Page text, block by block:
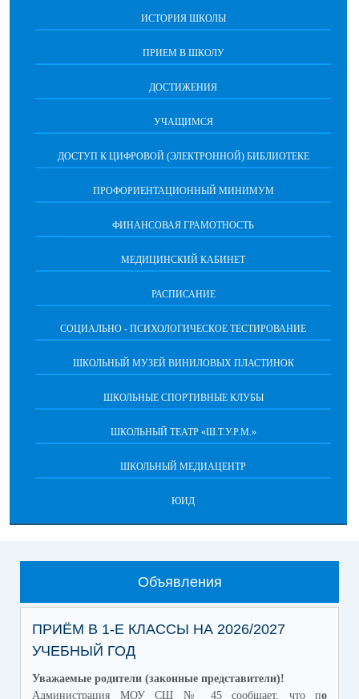
ИСТОРИЯ ШКОЛЫ
ПРИЕМ В ШКОЛУ
ДОСТИЖЕНИЯ
УЧАЩИМСЯ
ДОСТУП К ЦИФРОВОЙ (ЭЛЕКТРОННОЙ) БИБЛИОТЕКЕ
ПРОФОРИЕНТАЦИОННЫЙ МИНИМУМ
ФИНАНСОВАЯ ГРАМОТНОСТЬ
МЕДИЦИНСКИЙ КАБИНЕТ
РАСПИСАНИЕ
СОЦИАЛЬНО - ПСИХОЛОГИЧЕСКОЕ ТЕСТИРОВАНИЕ
ШКОЛЬНЫЙ МУЗЕЙ ВИНИЛОВЫХ ПЛАСТИНОК
ШКОЛЬНЫЕ СПОРТИВНЫЕ КЛУБЫ
ШКОЛЬНЫЙ ТЕАТР «Ш.Т.У.Р.М.»
ШКОЛЬНЫЙ МЕДИАЦЕНТР
ЮИД
Объявления
ПРИЁМ В 1-Е КЛАССЫ НА 2026/2027
УЧЕБНЫЙ ГОД
Уважаемые родители (законные представители)!
Администрация МОУ СШ № 45 сообщает, что по